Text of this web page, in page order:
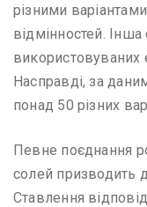
різними
відмінностей. Інша
використовуваних
Насправді, за
понад 50 різних
Певне поєднання
солей призводить
Ставлення